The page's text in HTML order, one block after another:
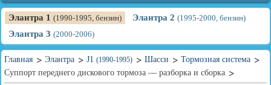
Элантра 1 (1990-1995, бензин) Элантра 2 (1995-2000, бензин)
Элантра 3 (2000-2006)
Главная Элантра J1 (1990-1995) Шасси
Тормозная система
Суппорт переднего дискового тормоза — разборка и сборка